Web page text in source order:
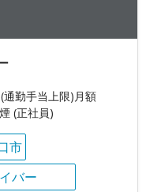
勤手当上限)月額
(正社員)
市
バー